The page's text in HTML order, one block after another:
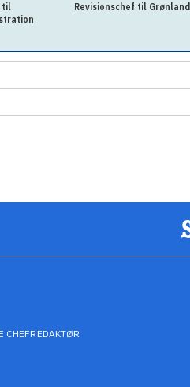
til
Revisionschef til
CHEFREDAKTØR